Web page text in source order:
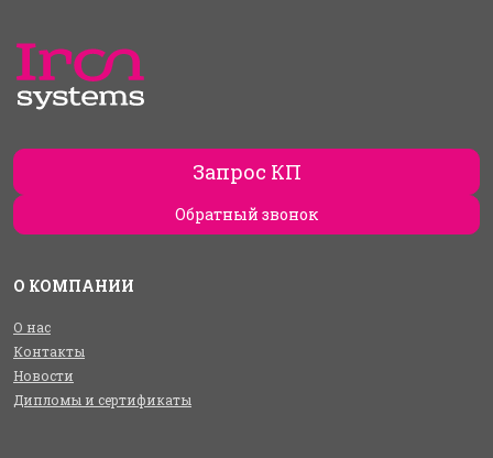
Запрос КП
Обратный звонок
О КОМПАНИИ
О нас
Контакты
Новости
Дипломы и сертификаты